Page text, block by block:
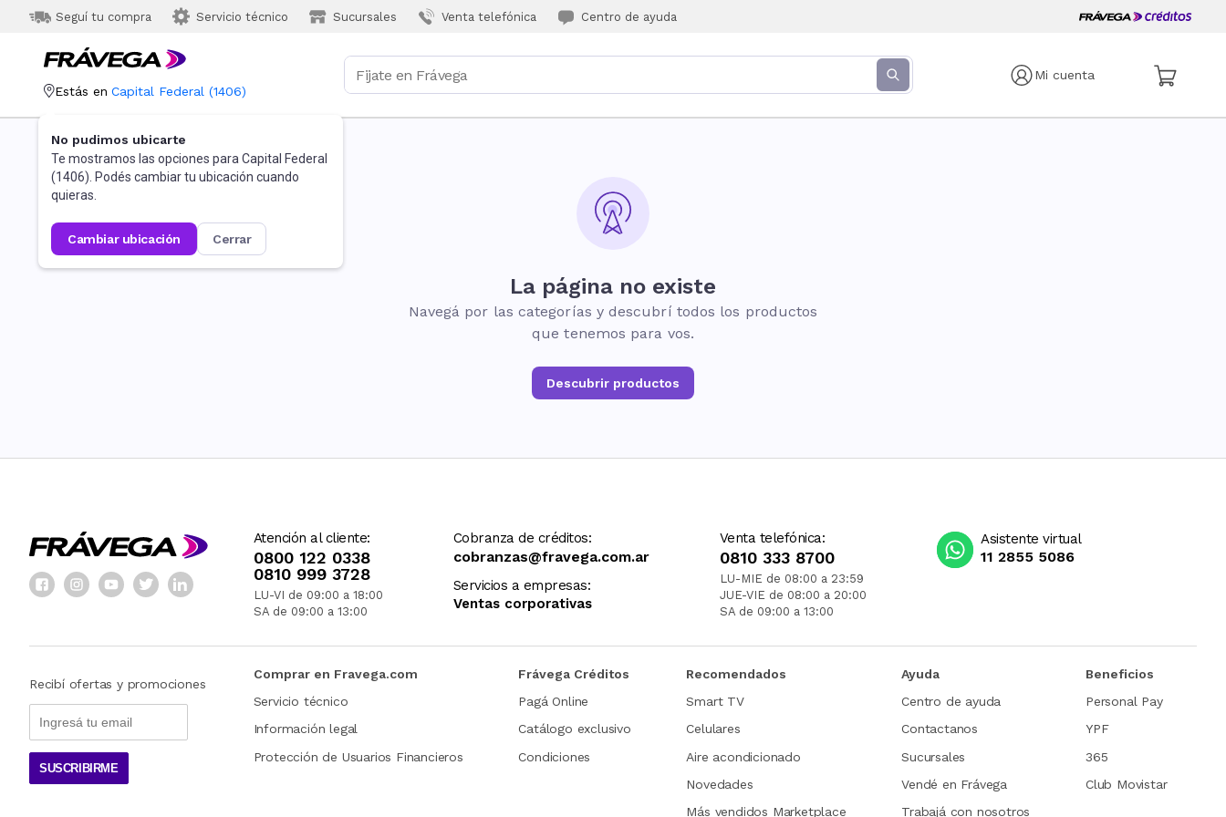
Seguí tu compra Servicio técnico Sucursales Venta telefónica Centro de ayuda
Mi cuenta
Estás en Capital Federal (1406)
No pudimos ubicarte
Te mostramos las opciones para Capital Federal
(1406). Podés cambiar tu ubicación cuando
quieras.
cambiar ubicación cerrar
La página no existe
Navegá por las categorías y descubrí todos los productos
que tenemos para vos.
Descubrir productos
Atención al cliente:
0800 122 0338
0810 999 3728
LU-VI de 09:00 a 18:00
SA de 09:00 a 13:00
Cobranza de créditos:
cobranzas@fravega.com.ar
Servicios a empresas:
Ventas corporativas
Venta telefónica:
0810 333 8700
LU-MIE de 08:00 a 23:59
JUE-VIE de 08:00 a 20:00
SA de 09:00 a 13:00
Asistente virtual
11 2855 5086
Recibí ofertas y promociones
SUSCRIBIRME
Comprar en Fravega.com
Servicio técnico
Información legal
Protección de Usuarios Financieros
Frávega Créditos
Pagá Online
Catálogo exclusivo
Condiciones
Recomendados
Smart TV
Celulares
Aire acondicionado
Novedades
Más vendidos Marketplace
Ayuda
Centro de ayuda
Contactanos
Sucursales
Vendé en Frávega
Trabajá con nosotros
Beneficios
Personal Pay
YPF
365
Club Movistar